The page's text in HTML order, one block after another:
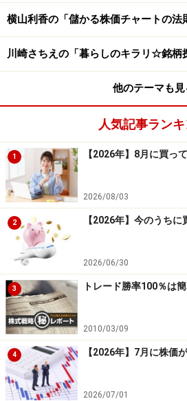
iPodから600ドルもするiPhoneに
ので、利益率も大幅に増しました
く高額商品であるiPadも加わり、
ド価値向上によって1,000ドル以
売れて行きました。こうして同
額）はエクソンモービルを超え、
誇るように成ったわけです。
＞＞では今後のアップルはどうな
見です
※記事内容は執筆時点のものです。最新
い。
横山利香の「儲かる株価チャートの法
川崎さちえの「暮らしのキラリ☆銘柄
他のテーマも見
人気記事ラン
1 【2026年】8月に買っ
2026/08/03
2 【2026年】今のうち
2026/06/30
3 トレード勝率100％は
2010/03/09
4 【2026年】7月に株価
2026/07/01